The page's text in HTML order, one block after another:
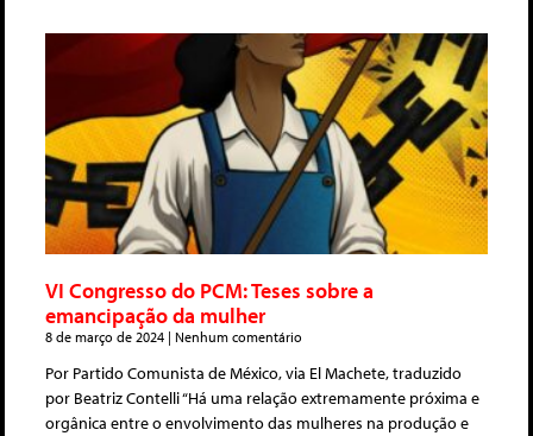
VI Congresso do PCM: Teses sobre a
emancipação da mulher
8 de março de 2024 Nenhum comentário
Por Partido Comunista de México, via El Machete, traduzido
por Beatriz Contelli “Há uma relação extremamente próxima​ ​e
orgânica entre o envolvimento das mulheres​ ​na produção e